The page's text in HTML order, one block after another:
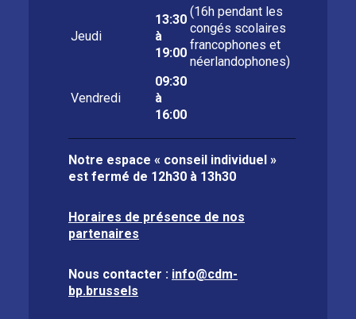
Jeudi
13:30
à
19:00
(16h pendant les
congés scolaires
francophones et
néerlandophones)
Vendredi
09:30
à
16:00
Notre espace « conseil individuel »
est fermé de 12h30 à 13h30
Horaires de présence de nos
partenaires
Nous contacter : info@cdm-
bp.brussels